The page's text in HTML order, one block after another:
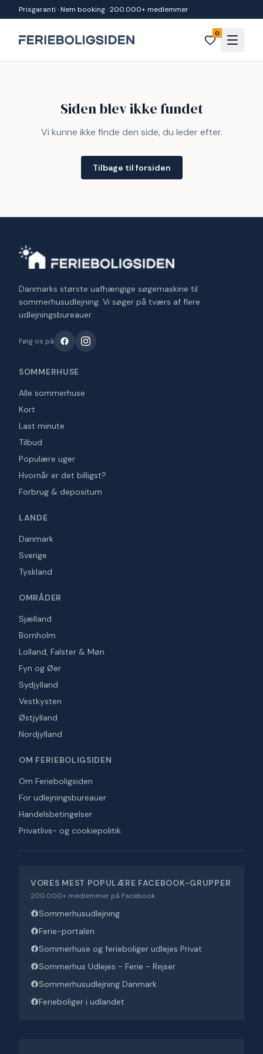
Spring til indhold
Prisgaranti · Nem booking · 200.000+ medlemmer
0
Siden blev ikke fundet
Vi kunne ikke finde den side, du leder efter.
Tilbage til forsiden
Danmarks største uafhængige søgemaskine til
sommerhusudlejning. Vi søger på tværs af flere
udlejningsbureauer.
Følg os på
SOMMERHUSE
Alle sommerhuse
Kort
Last minute
Tilbud
Populære uger
Hvornår er det billigst?
Forbrug & depositum
LANDE
Danmark
Sverige
Tyskland
OMRÅDER
Sjælland
Bornholm
Lolland, Falster & Møn
Fyn og Øer
Sydjylland
Vestkysten
Østjylland
Nordjylland
OM FERIEBOLIGSIDEN
Om Ferieboligsiden
For udlejningsbureauer
Handelsbetingelser
Privatlivs- og cookiepolitik
VORES MEST POPULÆRE FACEBOOK-GRUPPER
200.000+ medlemmer på Facebook
Sommerhusudlejning
Ferie-portalen
Sommerhuse og ferieboliger udlejes Privat
Sommerhus Udlejes - Ferie - Rejser
Sommerhusudlejning Danmark
Ferieboliger i udlandet